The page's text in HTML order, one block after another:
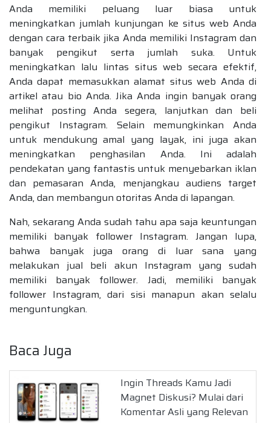
Anda memiliki peluang luar biasa untuk
meningkatkan jumlah kunjungan ke situs web Anda
dengan cara terbaik jika Anda memiliki Instagram dan
banyak pengikut serta jumlah suka. Untuk
meningkatkan lalu lintas situs web secara efektif,
Anda dapat memasukkan alamat situs web Anda di
artikel atau bio Anda. Jika Anda ingin banyak orang
melihat posting Anda segera, lanjutkan dan beli
pengikut Instagram. Selain memungkinkan Anda
untuk mendukung amal yang layak, ini juga akan
meningkatkan penghasilan Anda. Ini adalah
pendekatan yang fantastis untuk menyebarkan iklan
dan pemasaran Anda, menjangkau audiens target
Anda, dan membangun otoritas Anda di lapangan.
Nah, sekarang Anda sudah tahu apa saja keuntungan
memiliki banyak follower Instagram. Jangan lupa,
bahwa banyak juga orang di luar sana yang
melakukan jual beli akun Instagram yang sudah
memiliki banyak follower. Jadi, memiliki banyak
follower Instagram, dari sisi manapun akan selalu
menguntungkan.
Baca Juga
Ingin Threads Kamu Jadi
Magnet Diskusi? Mulai dari
Komentar Asli yang Relevan